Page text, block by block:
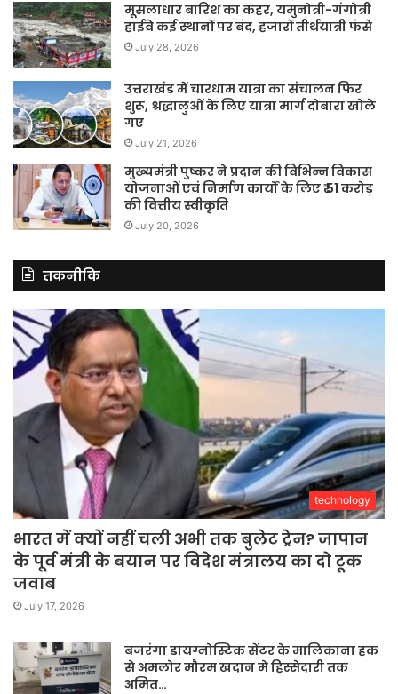
मूसलाधार बारिश का कहर, यमुनोत्री-गंगोत्री
हाईवे कई स्थानों पर बंद, हजारों तीर्थयात्री फंसे
July 28, 2026
उत्तराखंड में चारधाम यात्रा का संचालन फिर
शुरू, श्रद्धालुओं के लिए यात्रा मार्ग दोबारा खोले
गए
July 21, 2026
मुख्यमंत्री पुष्कर ने प्रदान की विभिन्न विकास
योजनाओं एवं निर्माण कार्यों के लिए ₹ 51 करोड़
की वित्तीय स्वीकृति
July 20, 2026
तकनीकि
technology
भारत में क्यों नहीं चली अभी तक बुलेट ट्रेन? जापान
के पूर्व मंत्री के बयान पर विदेश मंत्रालय का दो टूक
जवाब
July 17, 2026
बजरंगा डायग्नोस्टिक सेंटर के मालिकाना हक
से अमलोर मौरम खदान मे हिस्सेदारी तक
अमित…